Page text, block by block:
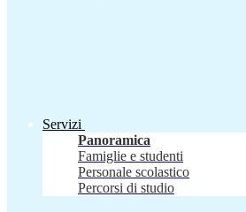
Servizi
Panoramica
Famiglie e studenti
Personale scolastico
Percorsi di studio